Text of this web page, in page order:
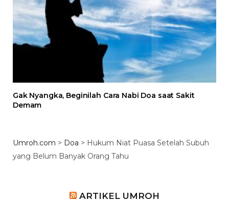
Gak Nyangka, Beginilah Cara Nabi Doa saat Sakit
Demam
Umroh.com > Doa > Hukum Niat Puasa Setelah Subuh
yang Belum Banyak Orang Tahu
ARTIKEL UMROH